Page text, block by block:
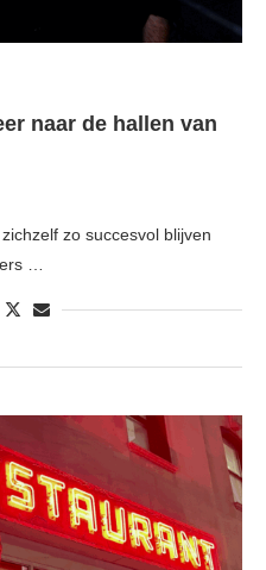
naar de hallen van
zo succesvol blijven
…